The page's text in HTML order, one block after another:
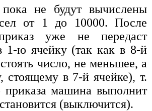
не будут вычислены
от 1 до 10000. После
уже не передаст
1-ю ячейку (так как в 8-й
число, не меньшее, а
стоящему в 7-й ячейке), т.
приказа машина выполнит
(выключится).